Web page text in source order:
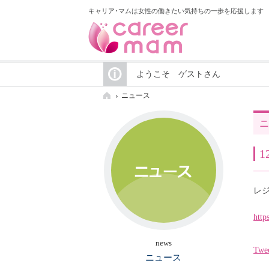
キャリア･マムは女性の働きたい気持ちの一歩を応援します
ようこそ ゲストさん
ニュース
レ
news
ニュース